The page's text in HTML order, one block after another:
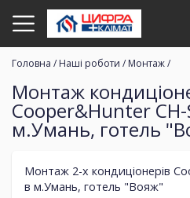
Головна / Наші роботи / Монтаж/
Монтаж
Cooper&Hunter CH-
м.Умань, готель
Монтаж 2-х кондиціонерів
в м.Умань, готель "Вояж"